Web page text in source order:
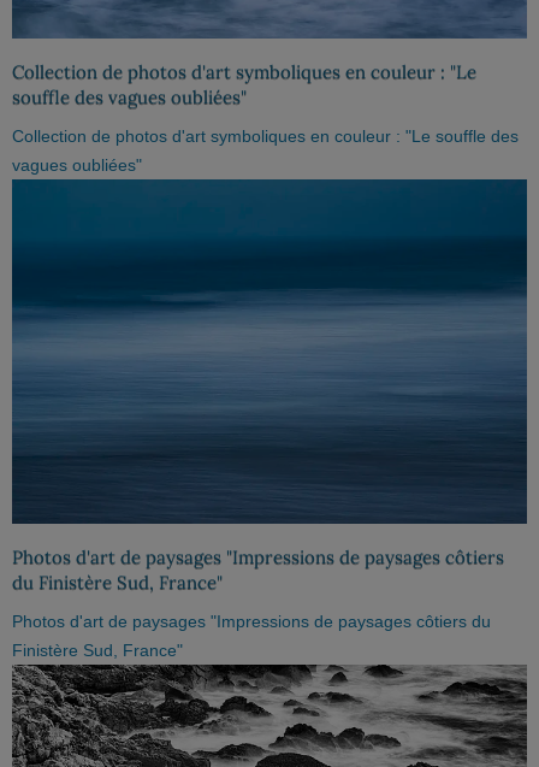
Collection de photos d'art symboliques en couleur : "Le
souffle des vagues oubliées"
Collection de photos d'art symboliques en couleur : "Le souffle des
vagues oubliées"
Photos d'art de paysages "Impressions de paysages côtiers
du Finistère Sud, France"
Photos d'art de paysages "Impressions de paysages côtiers du
Finistère Sud, France"